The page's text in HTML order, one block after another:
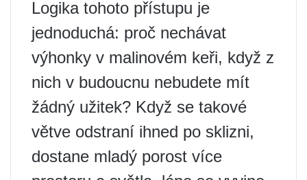
Logika tohoto přístupu je
jednoduchá: proč nechávat
výhonky v malinovém keři, když z
nich v budoucnu nebudete mít
žádný užitek? Když se takové
větve odstraní ihned po sklizni,
dostane mladý porost více